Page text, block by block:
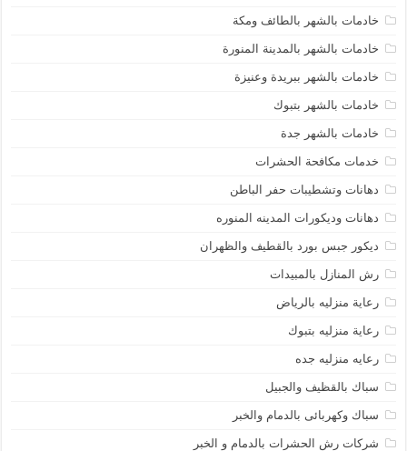
خادمات بالشهر بالطائف ومكة
خادمات بالشهر بالمدينة المنورة
خادمات بالشهر ببريدة وعنيزة
خادمات بالشهر بتبوك
خادمات بالشهر جدة
خدمات مكافحة الحشرات
دهانات وتشطيبات حفر الباطن
دهانات وديكورات المدينه المنوره
ديكور جبس بورد بالقطيف والظهران
رش المنازل بالمبيدات
رعاية منزليه بالرياض
رعاية منزليه بتبوك
رعايه منزليه جده
سباك بالقظيف والجبيل
سباك وكهربائى بالدمام والخبر
شركات رش الحشرات بالدمام و الخبر